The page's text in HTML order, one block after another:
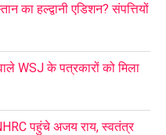
का हल्द्वानी एडिशन? संपत्तियों
WSJ के पत्रकारों को मिला
पहुंचे अजय राय, स्वतंत्र